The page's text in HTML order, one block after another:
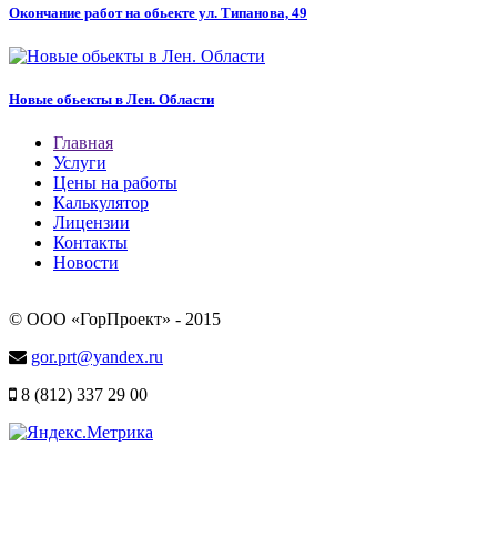
Окончание работ на обьекте ул. Типанова, 49
Новые обьекты в Лен. Области
Главная
Услуги
Цены на работы
Калькулятор
Лицензии
Контакты
Новости
© ООО «ГорПроект» - 2015
gor.prt@yandex.ru
8 (812) 337 29 00